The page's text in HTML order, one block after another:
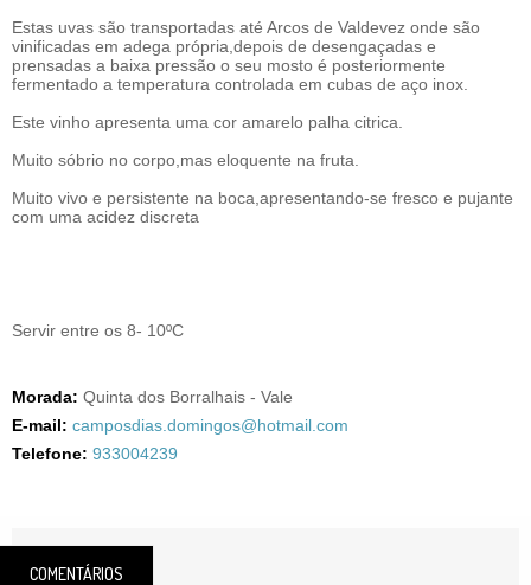
Estas uvas são transportadas até Arcos de Valdevez onde são
vinificadas em adega própria,depois de desengaçadas e
prensadas a baixa pressão o seu mosto é posteriormente
fermentado a temperatura controlada em cubas de aço inox.
Este vinho apresenta uma cor amarelo palha citrica.
Muito sóbrio no corpo,mas eloquente na fruta.
Muito vivo e persistente na boca,apresentando-se fresco e pujante
com uma acidez discreta
Servir entre os 8- 10ºC
Morada: Quinta dos Borralhais - Vale
E-mail: camposdias.domingos@hotmail.com
Telefone: 933004239
COMENTÁRIOS